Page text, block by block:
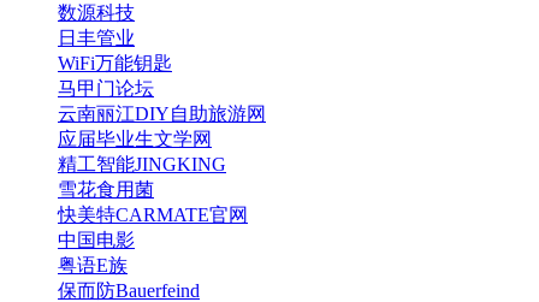
数源科技
日丰管业
WiFi万能钥匙
马甲门论坛
云南丽江DIY自助旅游网
应届毕业生文学网
精工智能JINGKING
雪花食用菌
快美特CARMATE官网
中国电影
粤语E族
保而防Bauerfeind